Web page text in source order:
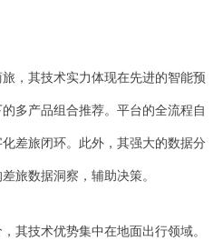
，其技术实力体现在先进的智能预
多产品组合推荐。平台的全流程自
差旅闭环。此外，其强大的数据分
旅数据洞察，辅助决策。
其技术优势集中在地面出行领域。